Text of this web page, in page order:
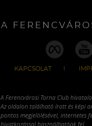
A
KAPCSOLAT
A Ferencvárosi Torna Club
Az oldalon található írott és képi
pontos megjelölésével, internetes
hivatkozással használhatóak fel.